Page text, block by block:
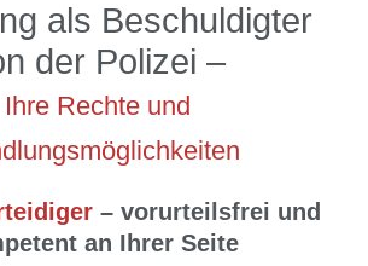
als Beschuldigter
der Polizei –
Ihre Rechte und
– vorurteilsfrei und
an Ihrer Seite